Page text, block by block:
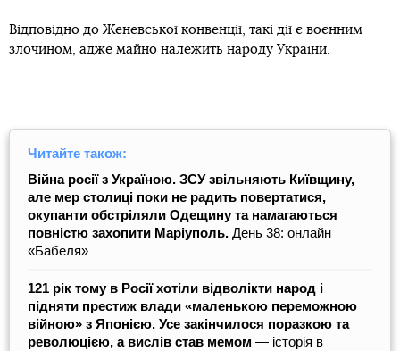
Відповідно до Женевської конвенції, такі дії є воєнним
злочином, адже майно належить народу України.
Читайте також:
Війна росії з Україною. ЗСУ звільняють Київщину,
але мер столиці поки не радить повертатися,
окупанти обстріляли Одещину та намагаються
повністю захопити Маріуполь. День 38: онлайн
«Бабеля»
121 рік тому в Росії хотіли відволікти народ і
підняти престиж влади «маленькою переможною
війною» з Японією. Усе закінчилося поразкою та
революцією, а вислів став мемом — історія в